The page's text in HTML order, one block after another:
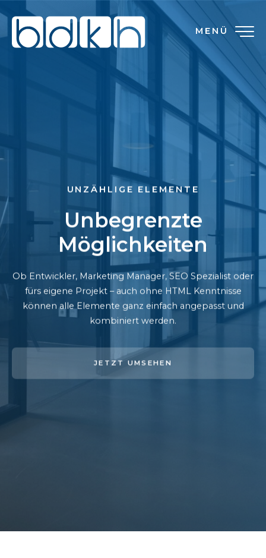
MENÜ
UNZÄHLIGE ELEMENTE
Unbegrenzte
Möglichkeiten
Ob Entwickler, Marketing Manager, SEO Spezialist oder
fürs eigene Projekt – auch ohne HTML Kenntnisse
können alle Elemente ganz einfach angepasst und
kombiniert werden.
JETZT UMSEHEN